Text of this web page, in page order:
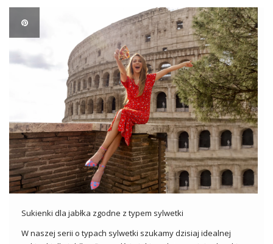
Sukienki dla jabłka zgodne z typem sylwetki
W naszej serii o typach sylwetki szukamy dzisiaj idealnej